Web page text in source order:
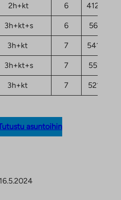
2h+kt 6 41240,76
3h+kt+s 6 56237,4
3h+kt 7 54163,39
3h+kt+s 7 55200,4
3h+kt 7 52169,16
asuntoihin